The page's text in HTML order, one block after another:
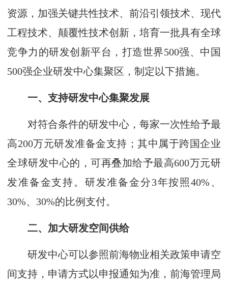
资源，加强关键共性技术、前沿引领技术、现代
工程技术、颠覆性技术创新，培育一批具有全球
竞争力的研发创新平台，打造世界500强、中国
500强企业研发中心集聚区，制定以下措施。
一、支持研发中心集聚发展
对符合条件的研发中心，每家一次性给予最
高200万元研发准备金支持；其中属于跨国企业
全球研发中心的，可再叠加给予最高600万元研
发准备金支持。研发准备金分3年按照40%、
30%、30%的比例支付。
二、加大研发空间供给
研发中心可以参照前海物业相关政策申请空
间支持，申请方式以申报通知为准，前海管理局